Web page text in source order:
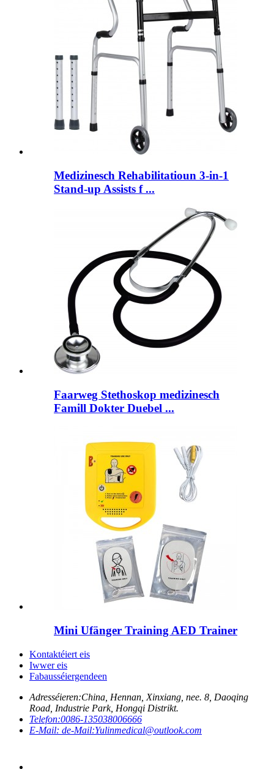
Medizinesch Rehabilitatioun 3-in-1
Stand-up Assists f ...
Faarweg Stethoskop medizinesch
Famill Dokter Duebel ...
Mini Ufänger Training AED Trainer
Kontaktéiert eis
Iwwer eis
Fabausséiergendeen
Adresséieren:China, Hennan, Xinxiang, nee. 8, Daoqing
Road, Industrie Park, Hongqi Distrikt.
Telefon:0086-135038006666
E-Mail: de-Mail:Yulinmedical@outlook.com